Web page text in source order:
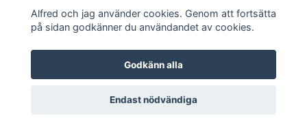
© 2026 Alfred och jag
Alfred och jag använder cookies. Genom att fortsätta
på sidan godkänner du användandet av cookies.
Godkänn alla
Endast nödvändiga